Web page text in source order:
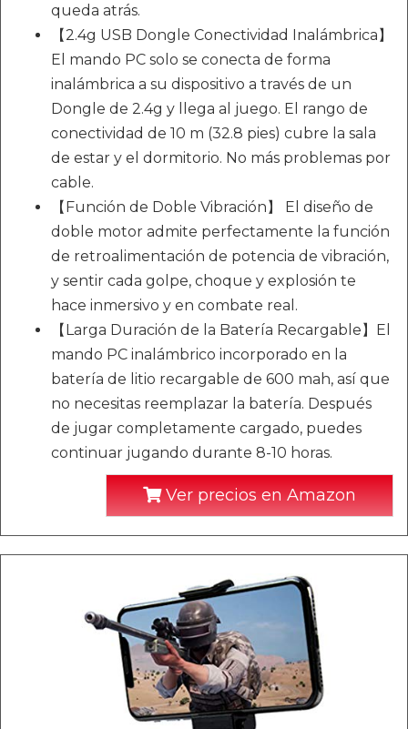
queda atrás.
【2.4g USB Dongle Conectividad Inalámbrica】
El mando PC solo se conecta de forma
inalámbrica a su dispositivo a través de un
Dongle de 2.4g y llega al juego. El rango de
conectividad de 10 m (32.8 pies) cubre la sala
de estar y el dormitorio. No más problemas por
cable.
【Función de Doble Vibración】 El diseño de
doble motor admite perfectamente la función
de retroalimentación de potencia de vibración,
y sentir cada golpe, choque y explosión te
hace inmersivo y en combate real.
【Larga Duración de la Batería Recargable】El
mando PC inalámbrico incorporado en la
batería de litio recargable de 600 mah, así que
no necesitas reemplazar la batería. Después
de jugar completamente cargado, puedes
continuar jugando durante 8-10 horas.
Ver precios en Amazon